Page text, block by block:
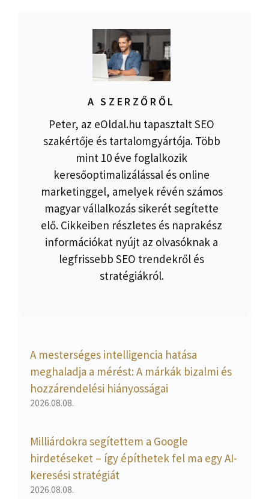
A SZERZŐRŐL
Peter, az eOldal.hu tapasztalt SEO
szakértője és tartalomgyártója. Több
mint 10 éve foglalkozik
keresőoptimalizálással és online
marketinggel, amelyek révén számos
magyar vállalkozás sikerét segítette
elő. Cikkeiben részletes és naprakész
információkat nyújt az olvasóknak a
legfrissebb SEO trendekről és
stratégiákról.
A mesterséges intelligencia hatása
meghaladja a mérést: A márkák bizalmi és
hozzárendelési hiányosságai
2026.08.08.
Milliárdokra segítettem a Google
hirdetéseket – így építhetek fel ma egy AI-
keresési stratégiát
2026.08.08.